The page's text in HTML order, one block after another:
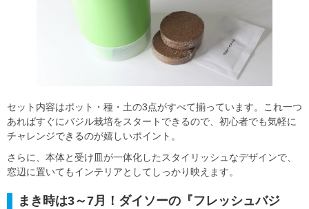
セット内容はポット・種・土の3点がすべて揃っています。これ一つ
あればすぐにバジル栽培をスタートできるので、初心者でも気軽に
チャレンジできるのが嬉しいポイント。
さらに、本体と受け皿が一体化したスタイリッシュなデザインで、
窓辺に置いてもインテリアとしてしっかり映えます。
まき時は3～7月！ダイソーの『フレッシュバジ